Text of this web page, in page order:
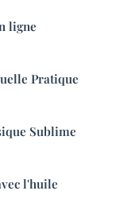
ligne
Pratique
Sublime
l'huile